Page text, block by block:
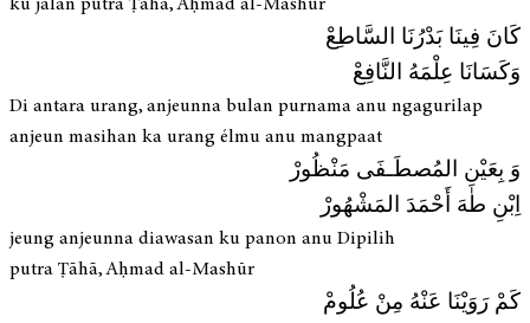
كَانَ فِينَا بَدْرُنَا السَّاطِعْ
وَكَسَانَا عِلْمَهُ النَّافِعْ
Di antara urang, anjeunna bulan purnama anu ngagurilap
anjeun masihan ka urang élmu anu mangpaat
وَ بِعَيْنِ المُصطَـفَى مَنْظُورْ
اِبْنِ طٰهَ أَحْمَدَ المَشْهُورْ
jeung anjeunna diawasan ku panon anu Dipilih
putra Ṭāhā, Aḥmad al-Mashūr
كَمْ رَوَيْنَا عَنْهُ مِنْ عُلُومْ